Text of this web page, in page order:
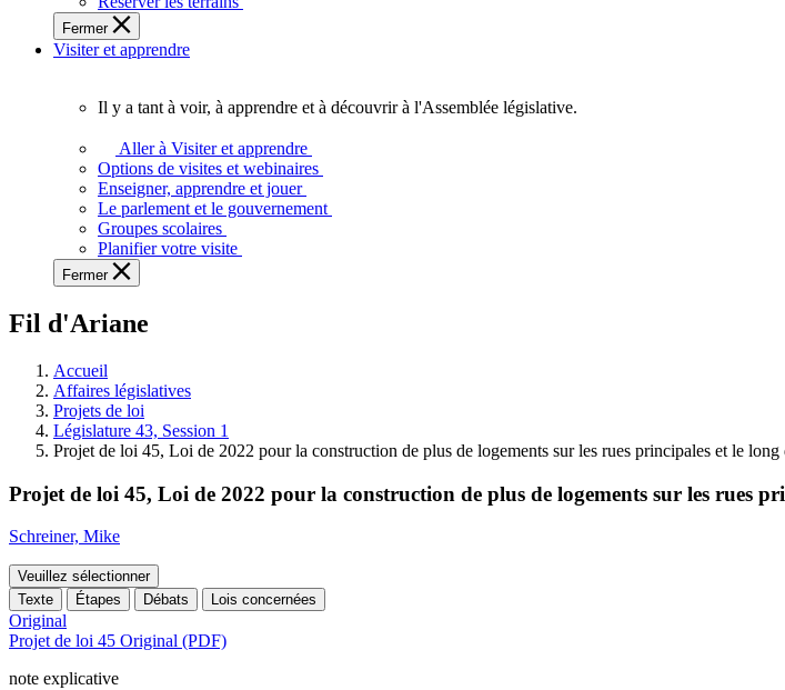
l'Assemblée
a
besoin
Fermer
Visiter et apprendre
voir,
apprendre
et
découvrir
l'Assemblée
législative.
Il y a tant à voir, à apprendre et à découvrir à l'Assemblée législative.
Aller à Visiter et apprendre
Options de visites et webinaires
Enseigner, apprendre et jouer
Le parlement et le gouvernement
Groupes scolaires
Planifier votre visite
Fermer
Fil d'Ariane
Accueil
Affaires législatives
Projets de loi
Législature 43, Session 1
Projet de loi 45, Loi de 2022 pour la construction de plus de logements sur les rues principales et le long
Projet de loi 45, Loi de 2022 pour la construction de plus de logements sur les rues
Schreiner, Mike
Veuillez sélectionner
Texte
Étapes Débats Lois concernées
Original
Projet de loi 45 Original (PDF)
note explicative